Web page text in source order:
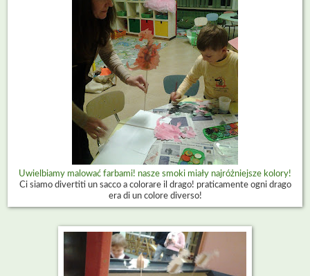
Uwielbiamy malować farbami! nasze smoki miały najróżniejsze kolory!
Ci siamo divertiti un sacco a colorare il drago! praticamente ogni drago
era di un colore diverso!